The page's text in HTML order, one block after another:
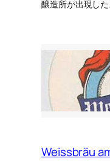
醸造所が出現し
Weissbräu